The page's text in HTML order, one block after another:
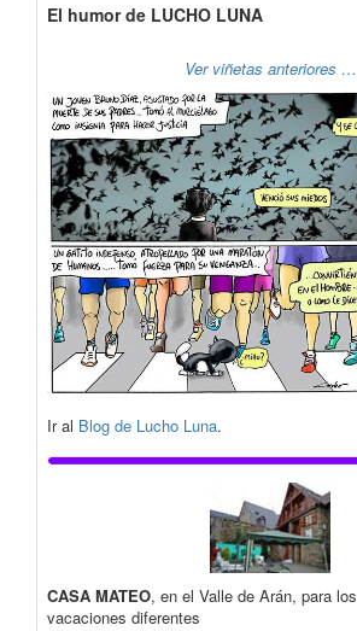
El humor de LUCHO LUNA
Ver viñetas anteriores …
Ir al Blog de Lucho Luna.
CASA MATEO, en el Valle de Arán, para
vacaciones diferentes